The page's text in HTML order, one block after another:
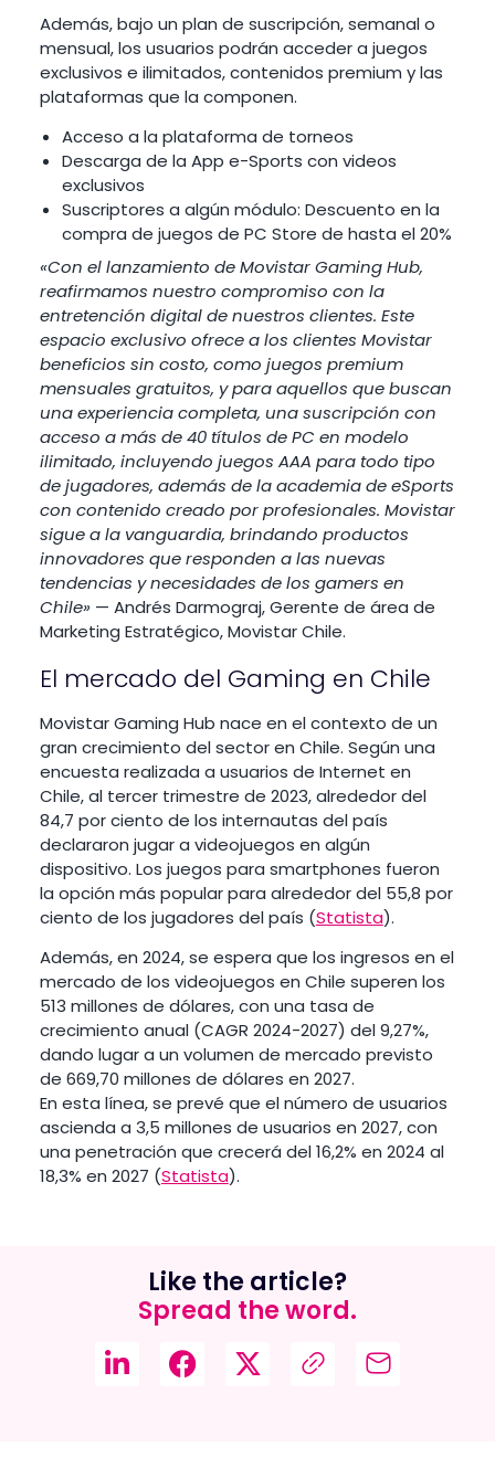
Además, bajo un plan de suscripción, semanal o
mensual, los usuarios podrán acceder a juegos
exclusivos e ilimitados, contenidos premium y las
plataformas que la componen.
Acceso a la plataforma de torneos
Descarga de la App e-Sports con videos
exclusivos
Suscriptores a algún módulo: Descuento en la
compra de juegos de PC Store de hasta el 20%
«Con el lanzamiento de Movistar Gaming Hub,
reafirmamos nuestro compromiso con la
entretención digital de nuestros clientes. Este
espacio exclusivo ofrece a los clientes Movistar
beneficios sin costo, como juegos premium
mensuales gratuitos, y para aquellos que buscan
una experiencia completa, una suscripción con
acceso a más de 40 títulos de PC en modelo
ilimitado, incluyendo juegos AAA para todo tipo
de jugadores, además de la academia de eSports
con contenido creado por profesionales. Movistar
sigue a la vanguardia, brindando productos
innovadores que responden a las nuevas
tendencias y necesidades de los gamers en
Chile»— Andrés Darmograj, Gerente de área de
Marketing Estratégico, Movistar Chile.
El mercado del Gaming en Chile
Movistar Gaming Hub nace en el contexto de un
gran crecimiento del sector en Chile. Según una
encuesta realizada a usuarios de Internet en
Chile, al tercer trimestre de 2023, alrededor del
84,7 por ciento de los internautas del país
declararon jugar a videojuegos en algún
dispositivo. Los juegos para smartphones fueron
la opción más popular para alrededor del 55,8 por
ciento de los jugadores del país (Statista).
Además, en 2024, se espera que los ingresos en el
mercado de los videojuegos en Chile superen los
513 millones de dólares, con una tasa de
crecimiento anual (CAGR 2024-2027) del 9,27%,
dando lugar a un volumen de mercado previsto
de 669,70 millones de dólares en 2027.
En esta línea, se prevé que el número de usuarios
ascienda a 3,5 millones de usuarios en 2027, con
una penetración que crecerá del 16,2% en 2024 al
18,3% en 2027 (Statista).
Like the article?
Spread the word.